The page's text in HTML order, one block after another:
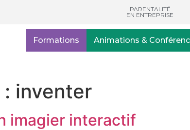
PARENTALITÉ
EN ENTREPRISE
Formations Animations &
inventer
imagier interactif